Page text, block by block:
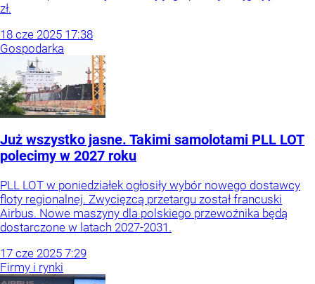
zł.
18 cze 2025 17:38
Gospodarka
Już wszystko jasne. Takimi samolotami PLL LOT
polecimy w 2027 roku
PLL LOT w poniedziałek ogłosiły wybór nowego dostawcy
floty regionalnej. Zwycięzcą przetargu został francuski
Airbus. Nowe maszyny dla polskiego przewoźnika będą
dostarczone w latach 2027-2031.
17 cze 2025 7:29
Firmy i rynki